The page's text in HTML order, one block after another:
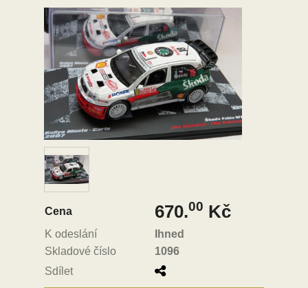
Cena 670.00 Kč
K odeslání
Ihned
Skladové číslo
1096
Sdílet